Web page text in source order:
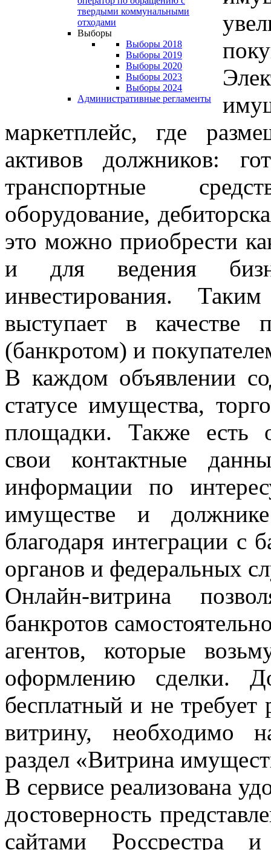
твердыми коммунальными
отходами
Выборы
Выборы 2018
Выборы 2019
Выборы 2020
Выборы 2023
Выборы 2024
Административные регламенты
маркетплейс, где
активов должников:
транспортные
оборудование,
это можно приобрести
и для ведения
инвестирования.
выступает в качестве
(банкротом) и
В каждом объявлении
статусе имущества,
площадки. Также есть
свои контактные
информации по
имуществе и должнике
благодаря интеграции с
органов и федеральных
Онлайн-витрина
банкротов
агентов, которые
оформлению сделки.
бесплатный и не
витрину, необходимо
раздел «Витрина
В сервисе реализована
достоверность
сайтами Россрестра